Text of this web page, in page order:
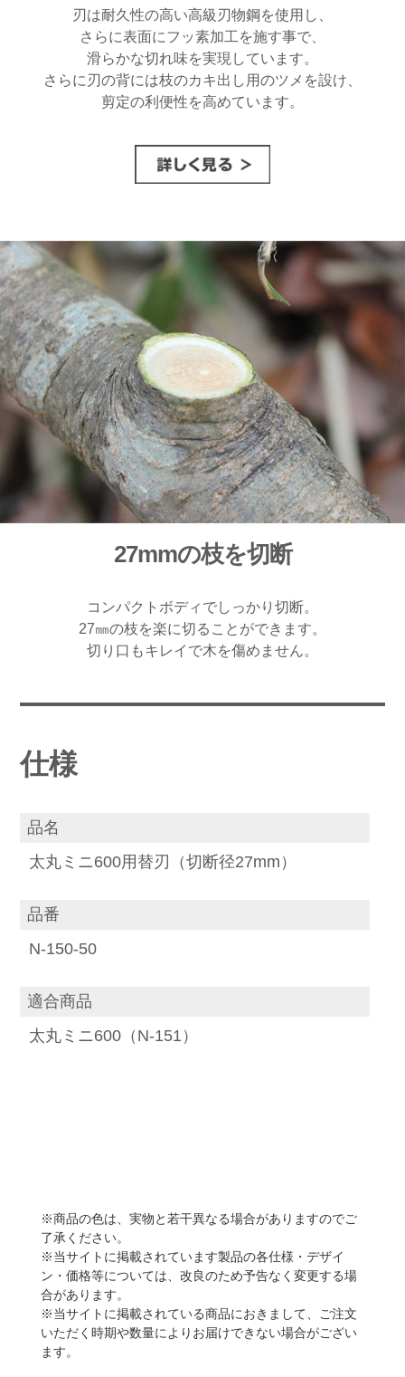
刃は耐久性の高い高級刃物鋼を使用し、
さらに表面にフッ素加工を施す事で、
滑らかな切れ味を実現しています。
さらに刃の背には枝のカキ出し用のツメを設け、
剪定の利便性を高めています。
27mmの枝を切断
コンパクトボディでしっかり切断。
27㎜の枝を楽に切ることができます。
切り口もキレイで木を傷めません。
仕様
品名
太丸ミニ600用替刃（切断径27mm）
品番
N-150-50
適合商品
太丸ミニ600（N-151）
※商品の色は、実物と若干異なる場合がありますのでご
了承ください。
※当サイトに掲載されています製品の各仕様・デザイ
ン・価格等については、改良のため予告なく変更する場
合があります。
※当サイトに掲載されている商品におきまして、ご注文
いただく時期や数量によりお届けできない場合がござい
ます。